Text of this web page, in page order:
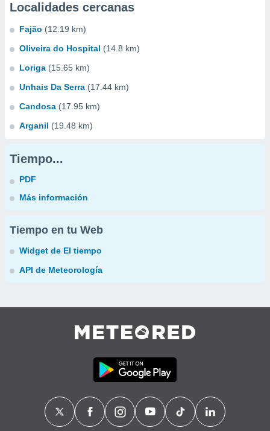
Localidades cercanas
Fajão (12.19 km)
Oliveira do Hospital (14.8 km)
Loriga (15.65 km)
Unhais Da Serra (17.44 km)
Candosa (17.95 km)
Arganil (19.48 km)
Tiempo...
PDF
Más información
Tiempo en tu Web
Widget de El tiempo
API de Meteorología